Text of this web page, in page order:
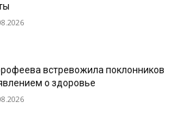
встревожила поклонников
о здоровье